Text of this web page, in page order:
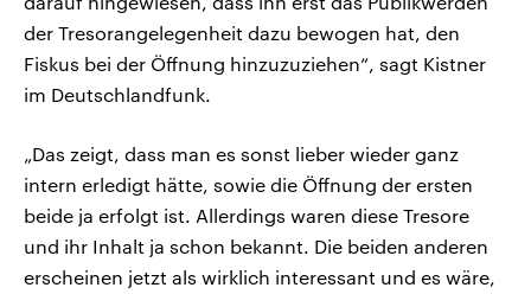
der Tresorangelegenheit dazu bewogen hat, den
Fiskus bei der Öffnung hinzuzuziehen“, sagt Kistner
im Deutschlandfunk.
„Das zeigt, dass man es sonst lieber wieder ganz
intern erledigt hätte, sowie die Öffnung der ersten
beide ja erfolgt ist. Allerdings waren diese Tresore
und ihr Inhalt ja schon bekannt. Die beiden anderen
erscheinen jetzt als wirklich interessant und es wäre,